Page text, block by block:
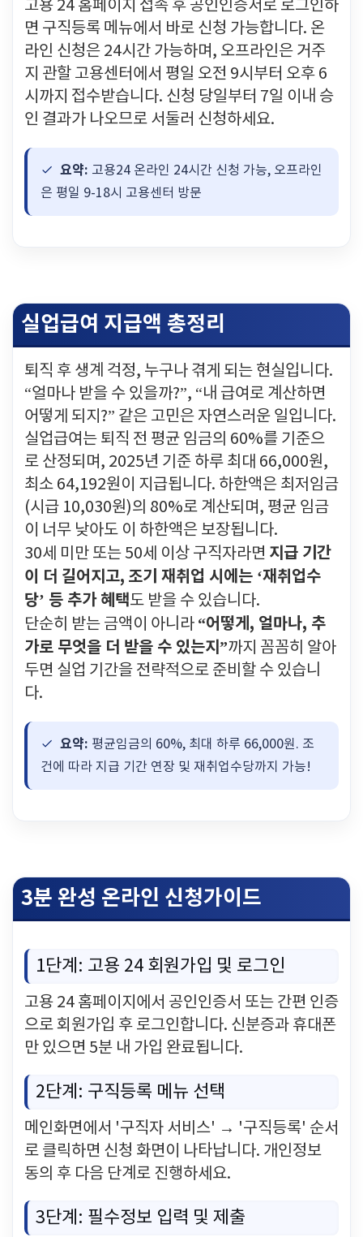
고용 24 홈페이지 접속 후 공인인증서로 로그인하
면 구직등록 메뉴에서 바로 신청 가능합니다. 온
라인 신청은 24시간 가능하며, 오프라인은 거주
지 관할 고용센터에서 평일 오전 9시부터 오후 6
시까지 접수받습니다. 신청 당일부터 7일 이내 승
인 결과가 나오므로 서둘러 신청하세요.
요약: 고용24 온라인 24시간 신청 가능, 오프라인
은 평일 9-18시 고용센터 방문
실업급여 지급액 총정리
퇴직 후 생계 걱정, 누구나 겪게 되는 현실입니다.
“얼마나 받을 수 있을까?”, “내 급여로 계산하면
어떻게 되지?” 같은 고민은 자연스러운 일입니다.
실업급여는 퇴직 전 평균 임금의 60%를 기준으
로 산정되며, 2025년 기준 하루 최대 66,000원,
최소 64,192원이 지급됩니다. 하한액은 최저임금
(시급 10,030원)의 80%로 계산되며, 평균 임금
이 너무 낮아도 이 하한액은 보장됩니다.
30세 미만 또는 50세 이상 구직자라면 지급 기간
이 더 길어지고, 조기 재취업 시에는 ‘재취업수
당’ 등 추가 혜택도 받을 수 있습니다.
단순히 받는 금액이 아니라 “어떻게, 얼마나, 추
가로 무엇을 더 받을 수 있는지”까지 꼼꼼히 알아
두면 실업 기간을 전략적으로 준비할 수 있습니
다.
요약: 평균임금의 60%, 최대 하루 66,000원. 조
건에 따라 지급 기간 연장 및 재취업수당까지 가능!
3분 완성 온라인 신청가이드
1단계: 고용 24 회원가입 및 로그인
고용 24 홈페이지에서 공인인증서 또는 간편 인증
으로 회원가입 후 로그인합니다. 신분증과 휴대폰
만 있으면 5분 내 가입 완료됩니다.
2단계: 구직등록 메뉴 선택
메인화면에서 '구직자 서비스' → '구직등록' 순서
로 클릭하면 신청 화면이 나타납니다. 개인정보
동의 후 다음 단계로 진행하세요.
3단계: 필수정보 입력 및 제출